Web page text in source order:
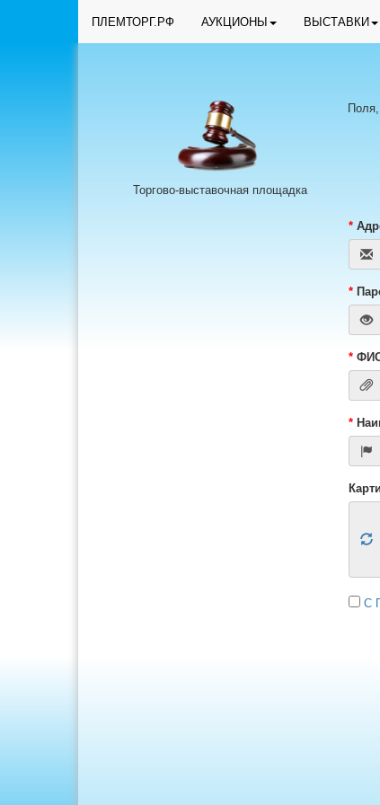
ПЛЕМТОРГ.РФ АУКЦИОНЫ ВЫСТАВКИ
Торгово-выставочная площадка
*
*
*
*
С